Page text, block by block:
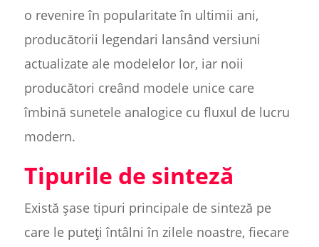
o revenire în popularitate în ultimii ani,
producătorii legendari lansând versiuni
actualizate ale modelelor lor, iar noii
producători creând modele unice care
îmbină sunetele analogice cu fluxul de lucru
modern.
Tipurile de sinteză
Există șase tipuri principale de sinteză pe
care le puteți întâlni în zilele noastre, fiecare